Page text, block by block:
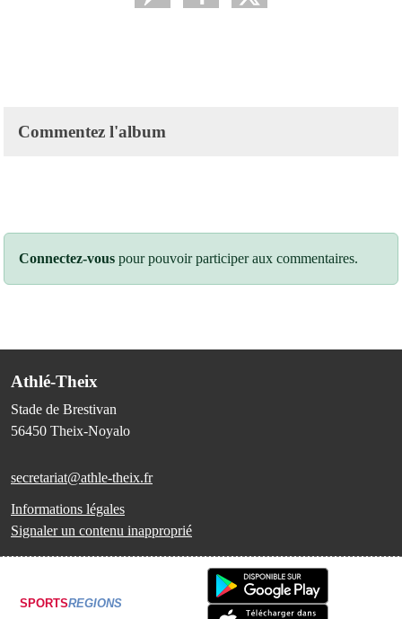
Commentez l'album
Connectez-vous pour pouvoir participer aux commentaires.
Athlé-Theix
Stade de Brestivan
56450 Theix-Noyalo
secretariat@athle-theix.fr
Informations légales
Signaler un contenu inapproprié
SPORTSREGIONS